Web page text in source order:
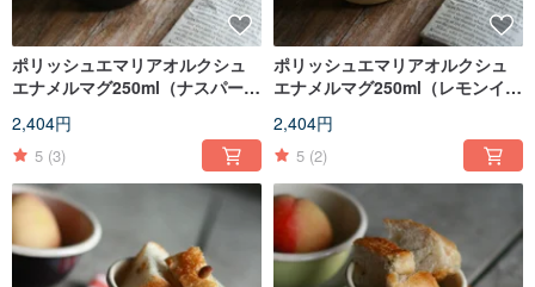
ポリッシュエマリアオルクシュ
エナメルマグ250ml（ナスパープ
2,404円
5 (3)
ポリッシュエマリアオルクシュ
エナメルマグ250ml（レモンイエ
2,404円
5 (2)